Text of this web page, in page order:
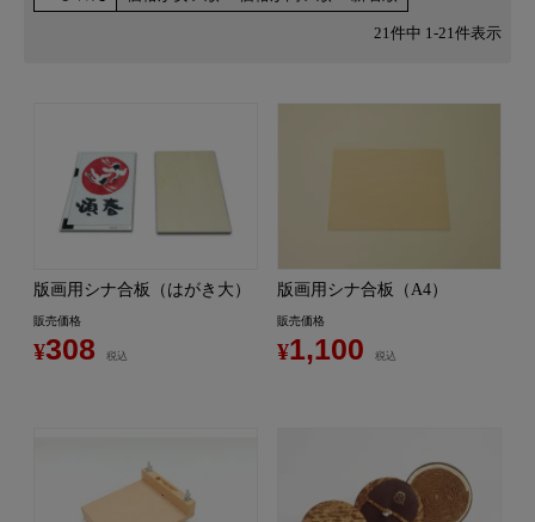
21 件中 1 -21 件表示
版画用シナ合板（はがき大）
販売価格
¥308 税込
版画用シナ合板（A4）
販売価格
¥1,100 税込